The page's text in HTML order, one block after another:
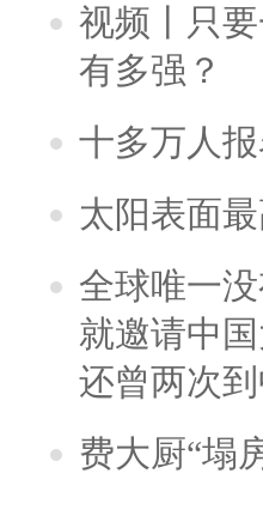
视频丨只
有多强？
十多万人
太阳表面
全球唯一
就邀请中
还曾两次
费大厨“塌